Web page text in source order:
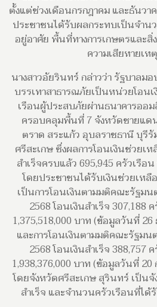
ตั้งแต่ช่วงเดือนกรกฎาคม และธันวา
ประชาชนได้รับผลกระทบเป็นจำน
อยู่อาศัย พื้นที่ทางการเกษตรและ
ความเสียหายเห
นางสาวอัยรินทร์ กล่าวว่า รัฐบาลม
บรรเทาสาธารณภัยเป็นหน่วยโอน
เรือนผู้ประสบภัยผ่านธนาคารออ
ครอบคลุมพื้นที่ 7 จังหวัดชายแด
ตราด สระแก้ว อุบลราชธานี บุรี
ศรีสะเกษ ซึ่งผลการโอนเงินช่วย
สำเร็จครบแล้ว 695,945 ครัวเรือ
โดยประชาชนได้รับเงินช่วยเห
เป็นการโอนเงินตามมติคณะรัฐม
2568 โอนเงินสำเร็จ 307,188
1,375,518,000 บาท (ข้อมูลวันที่ 26
และการโอนเงินตามมติคณะรัฐม
2568 โอนเงินสำเร็จ 388,757
1,938,376,000 บาท (ข้อมูลวันที่ 20
โดยจังหวัดศรีสะเกษ สุรินทร์ เป็น
สำเร็จ และจำนวนครัวเรือนที่ไ